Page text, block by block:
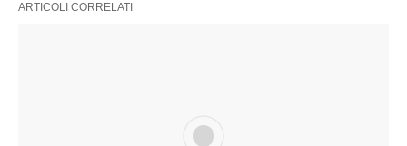
ARTICOLI CORRELATI